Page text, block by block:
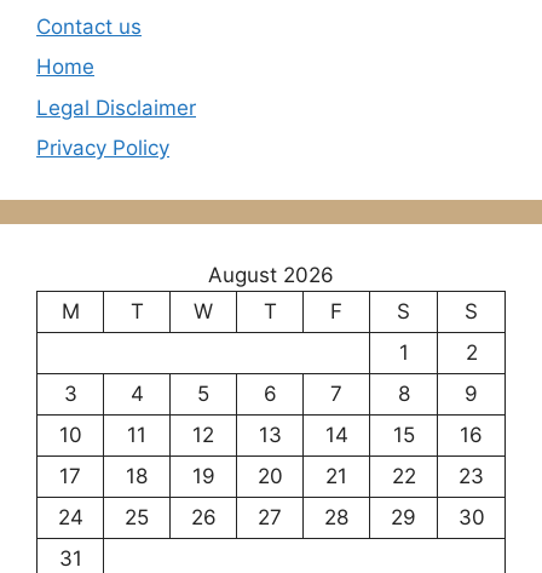
Contact us
Home
Legal Disclaimer
Privacy Policy
August 2026
M
T W T F S
S
1
2
3
4 5 6 7 8
9
10
11 12 13 14 15
16
17
18 19 20 21 22
23
24
25 26 27 28 29
30
31